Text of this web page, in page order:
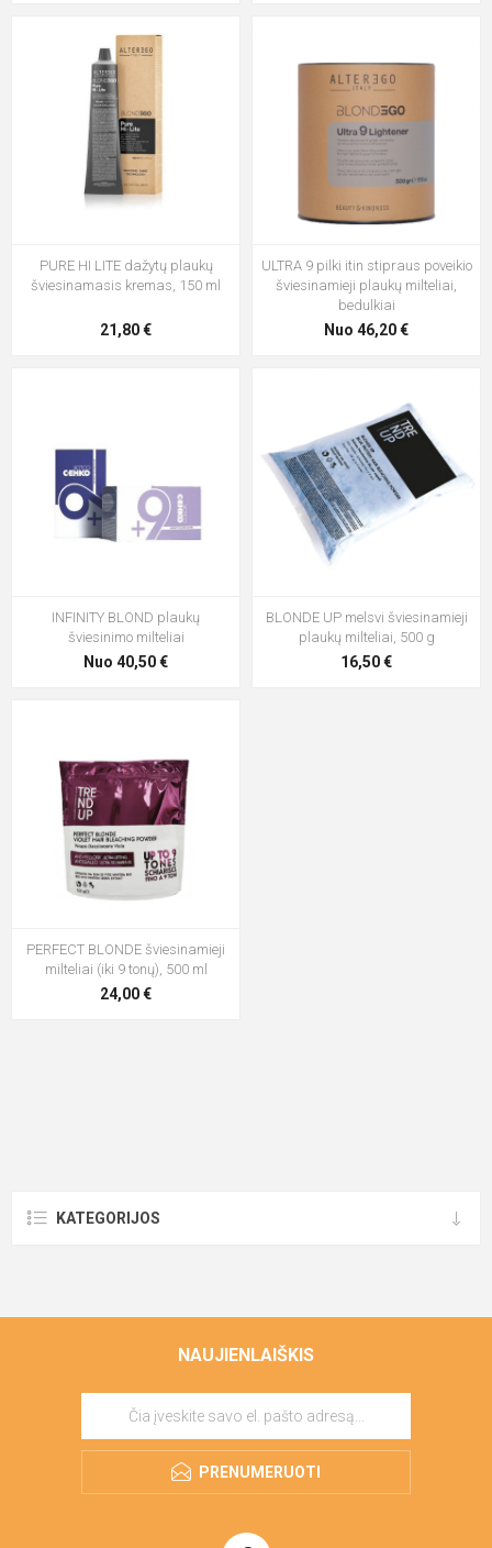
PURE HI LITE dažytų plaukų
šviesinamasis kremas, 150 ml
21,80 €
ULTRA 9 pilki itin stipraus poveikio
šviesinamieji plaukų milteliai,
bedulkiai
Nuo 46,20 €
INFINITY BLOND plaukų
šviesinimo milteliai
Nuo 40,50 €
BLONDE UP melsvi šviesinamieji
plaukų milteliai, 500 g
16,50 €
PERFECT BLONDE šviesinamieji
milteliai (iki 9 tonų), 500 ml
24,00 €
KATEGORIJOS
NAUJIENLAIŠKIS
PRENUMERUOTI